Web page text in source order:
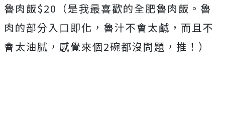
魯肉飯$20（是我最喜歡的全肥魯肉飯。魯
肉的部分入口即化，魯汁不會太鹹，而且不
會太油膩，感覺來個2碗都沒問題，推！）